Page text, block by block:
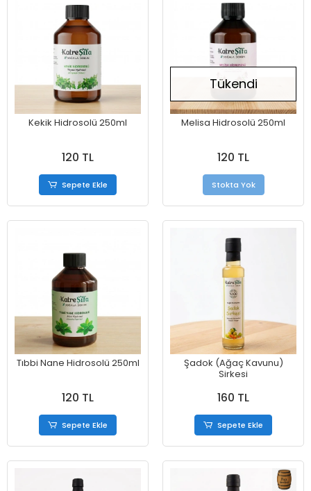
Kekik Hidrosolü 250ml
120 TL
Sepete Ekle
Tükendi
Melisa Hidrosolü 250ml
120 TL
Stokta Yok
Tıbbi Nane Hidrosolü 250ml
120 TL
Sepete Ekle
Şadok (Ağaç Kavunu)
Sirkesi
160 TL
Sepete Ekle